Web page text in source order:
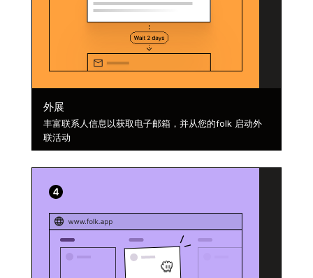
外展
丰富联系人信息以获取电子邮箱，并从您的folk 启动外
联活动